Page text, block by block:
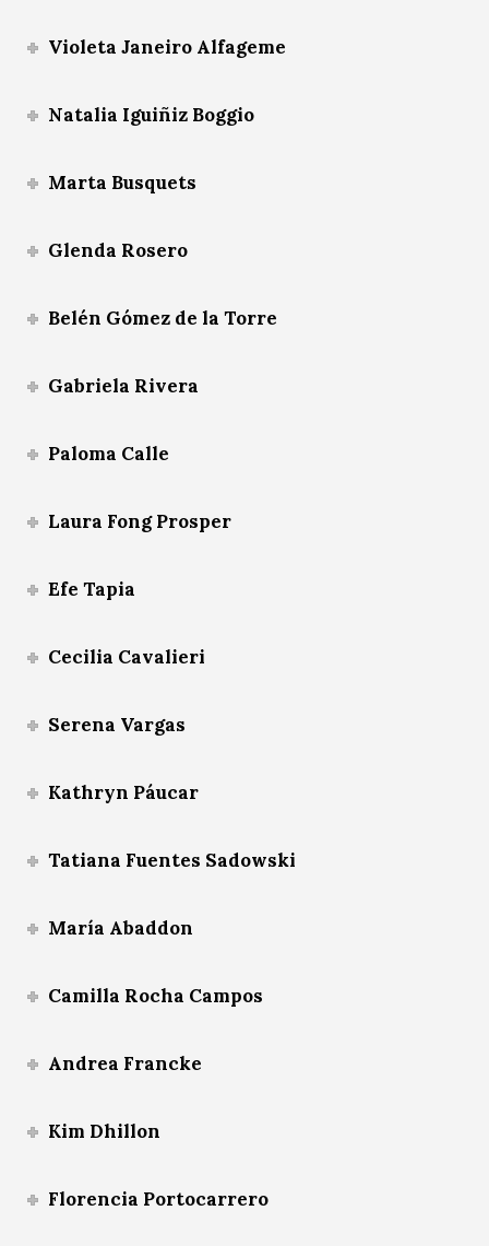
Violeta Janeiro Alfageme
Natalia Iguiñiz Boggio
Marta Busquets
Glenda Rosero
Belén Gómez de la Torre
Gabriela Rivera
Paloma Calle
Laura Fong Prosper
Efe Tapia
Cecilia Cavalieri
Serena Vargas
Kathryn Páucar
Tatiana Fuentes Sadowski
María Abaddon
Camilla Rocha Campos
Andrea Francke
Kim Dhillon
Florencia Portocarrero